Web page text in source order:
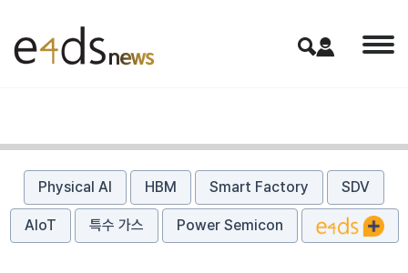
Physical AI HBM Smart Factory SDV
AIoT 특수 가스 Power Semicon